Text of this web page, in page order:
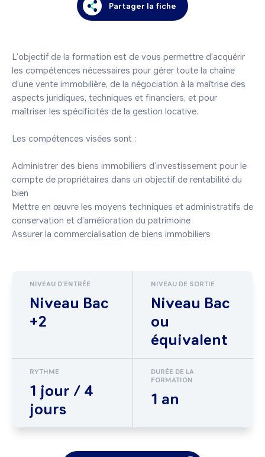
Partager la fiche
L’objectif de la formation est de vous permettre d’acquérir
les compétences nécessaires pour gérer toute la chaîne
d’une vente immobilière, de la négociation à la maîtrise des
aspects juridiques, techniques et financiers, et pour
maîtriser les spécificités de la gestion locative.
Les compétences visées sont :
Administrer des biens immobiliers d’investissement pour le
compte de propriétaires dans un objectif de rentabilité du
bien
Mettre en œuvre les moyens techniques et administratifs de
conservation et d’amélioration du patrimoine
Assurer la commercialisation de biens immobiliers
NIVEAU D'ENTRÉE
Niveau Bac
+2
NIVEAU DE SORTIE
Niveau Bac
ou
équivalent
RYTHME
1 jour / 4
jours
DURÉE DE LA
FORMATION
1 an